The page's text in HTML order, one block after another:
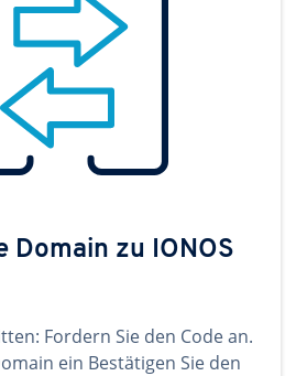
Domain zu IONOS
Fordern Sie den Code an.
ein Bestätigen Sie den